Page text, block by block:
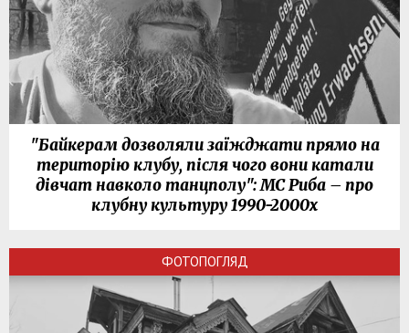
"Байкерам дозволяли заїжджати прямо на
територію клубу, після чого вони катали
дівчат навколо танцполу": МС Риба – про
клубну культуру 1990-2000х
ФОТОПОГЛЯД